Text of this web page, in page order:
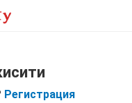
Регистрация